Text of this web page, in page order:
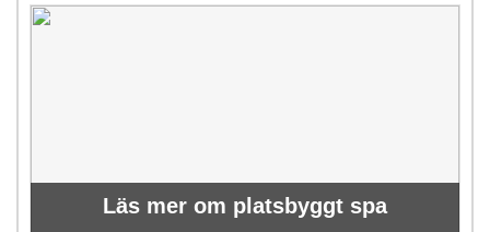
Läs mer om platsbyggt spa